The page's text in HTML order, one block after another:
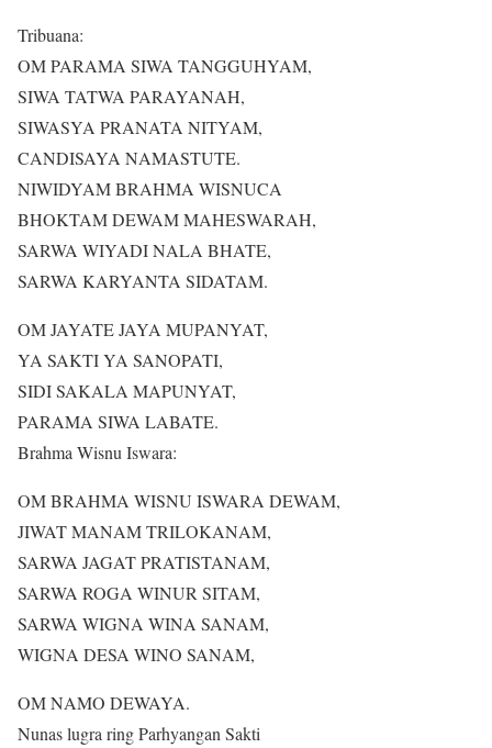
Tribuana:
OM PARAMA SIWA TANGGUHYAM,
SIWA TATWA PARAYANAH,
SIWASYA PRANATA NITYAM,
CANDISAYA NAMASTUTE.
NIWIDYAM BRAHMA WISNUCA
BHOKTAM DEWAM MAHESWARAH,
SARWA WIYADI NALA BHATE,
SARWA KARYANTA SIDATAM.
OM JAYATE JAYA MUPANYAT,
YA SAKTI YA SANOPATI,
SIDI SAKALA MAPUNYAT,
PARAMA SIWA LABATE.
Brahma Wisnu Iswara:
OM BRAHMA WISNU ISWARA DEWAM,
JIWAT MANAM TRILOKANAM,
SARWA JAGAT PRATISTANAM,
SARWA ROGA WINUR SITAM,
SARWA WIGNA WINA SANAM,
WIGNA DESA WINO SANAM,
OM NAMO DEWAYA.
Nunas lugra ring Parhyangan Sakti